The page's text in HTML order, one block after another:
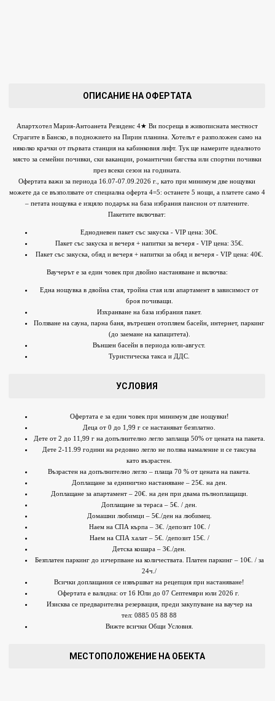
ОПИСАНИЕ НА ОФЕРТАТА
Апартхотел Мария-Антоанета Резиденс 4★ Ви посреща в живописната местност
Страгите в Банско, в подножието на Пирин планина. Хотелът е разположен само на
няколко крачки от първата станция на кабинковия лифт. Тук ще намерите идеалното
място за семейни почивки, ски ваканции, романтични бягства или спортни почивки
през всеки сезон на годината.
Офертата важи за периода 16.07-07.09.2026 г., като при минимум две нощувки
можете да се възползвате от специална оферта 4=5: останете 5 нощи, а платете само 4
– петата нощувка е изцяло подарък на база избрания пансион от платените.
Пакетите включват:
Еднодневен пакет със закуска - VIP цена: 30€.
Пакет със закуска и вечеря + напитки за вечеря - VIP цена: 35€.
Пакет със закуска, обяд и вечеря + напитки за обяд и вечеря - VIP цена: 40€.
Ваучерът е за един човек при двойно настаняване и включва:
Една нощувка в двойна стая, тройна стая или апартамент в зависимост от
броя почиващи.
Изхранване на база избрания пакет.
Ползване на сауна, парна баня, вътрешен отопляем басейн, интернет, паркинг
(до заемане на капацитета).
Външен басейн в периода юли-август.
Туристическа такса и ДДС.
УСЛОВИЯ
Офертата е за един човек при минимум две нощувки!
Деца от 0 до 1,99 г се настаняват безплатно.
Дете от 2 до 11,99 г на допълнително легло заплаща 50% от цената на пакета.
Дете 2-11.99 години на редовно легло не ползва намаление и се таксува
като възрастен.
Възрастен на допълнително легло – плаща 70 % от цената на пакета.
Доплащане за еднинично настаняване – 25€. на ден.
Доплащане за апартамент – 20€. на ден при двама пълноплащащи.
Доплащане за тераса – 5€. / ден.
Домашни любимци – 5€./ден на любимец.
Наем на СПА кърпа – 3€. /депозит 10€. /
Наем на СПА халат – 5€. /депозит 15€. /
Детска кошара – 3€./ден.
Безплатен паркинг до изчерпване на количествата. Платен паркинг – 10€. / за
24ч./
Всички доплащания се извършват на рецепция при настаняване!
Офертата е валидна: от 16 Юли до 07 Септември юли 2026 г.
Изисква се предварителна резервация, преди закупуване на ваучер на
тел: 0885 05 88 88
Вижте всички Общи Условия.
МЕСТОПОЛОЖЕНИЕ НА ОБЕКТА